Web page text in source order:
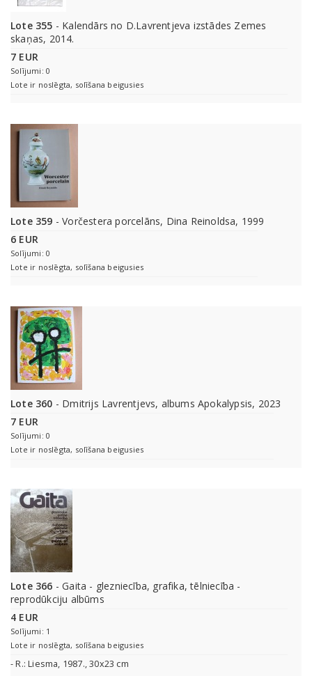
Lote 355 - Kalendārs no D.Lavrentjeva izstādes Zemes
skaņas, 2014.
7 EUR
Solījumi: 0
Lote ir noslēgta, solīšana beigusies
Lote 359 - Vorčestera porcelāns, Dina Reinoldsa, 1999
6 EUR
Solījumi: 0
Lote ir noslēgta, solīšana beigusies
Lote 360 - Dmitrijs Lavrentjevs, albums Apokalypsis, 2023
7 EUR
Solījumi: 0
Lote ir noslēgta, solīšana beigusies
Lote 366 - Gaita - glezniecība, grafika, tēlniecība -
reprodūkciju albūms
4 EUR
Solījumi: 1
Lote ir noslēgta, solīšana beigusies
- R.: Liesma, 1987., 30x23 cm